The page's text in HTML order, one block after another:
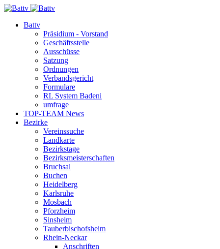
Battv
Präsidium - Vorstand
Geschäftsstelle
Ausschüsse
Satzung
Ordnungen
Verbandsgericht
Formulare
RL System Badeni
umfrage
TOP-TEAM News
Bezirke
Vereinssuche
Landkarte
Bezirkstage
Bezirksmeisterschaften
Bruchsal
Buchen
Heidelberg
Karlsruhe
Mosbach
Pforzheim
Sinsheim
Tauberbischofsheim
Rhein-Neckar
Anschriften